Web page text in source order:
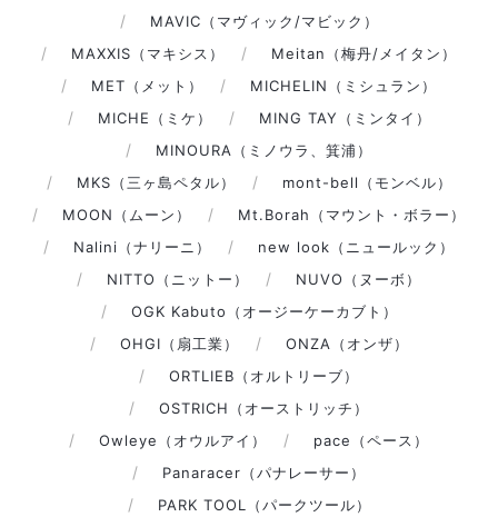
MAVIC（マヴィック/マビック）
MAXXIS（マキシス）
Meitan（梅丹/メイタン）
MET（メット）
MICHELIN（ミシュラン）
MICHE（ミケ）
MING TAY（ミンタイ）
MINOURA（ミノウラ、箕浦）
MKS（三ヶ島ペタル）
mont-bell（モンベル）
MOON（ムーン）
Mt.Borah（マウント・ボラー）
Nalini（ナリーニ）
new look（ニュールック）
NITTO（ニットー）
NUVO（ヌーボ）
OGK Kabuto（オージーケーカブト）
OHGI（扇工業）
ONZA（オンザ）
ORTLIEB（オルトリーブ）
OSTRICH（オーストリッチ）
Owleye（オウルアイ）
pace（ペース）
Panaracer（パナレーサー）
PARK TOOL（パークツール）